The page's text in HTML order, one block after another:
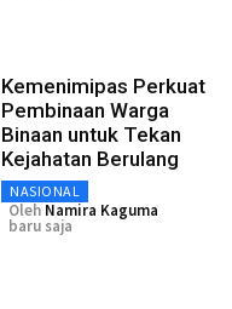
Kemenimipas Perkuat
Pembinaan Warga
Binaan untuk Tekan
Kejahatan Berulang
NASIONAL
Oleh Namira Kaguma
baru saja